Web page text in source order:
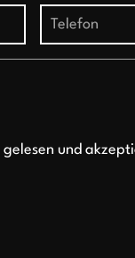
gelesen und